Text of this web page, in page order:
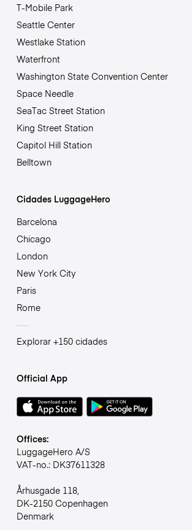
T-Mobile Park
Seattle Center
Westlake Station
Waterfront
Washington State Convention Center
Space Needle
SeaTac Street Station
King Street Station
Capitol Hill Station
Belltown
Cidades LuggageHero
Barcelona
Chicago
London
New York City
Paris
Rome
Explorar +150 cidades
Official App
Offices:
LuggageHero A/S
VAT-no.: DK37611328
Århusgade 118,
DK-2150 Copenhagen
Denmark